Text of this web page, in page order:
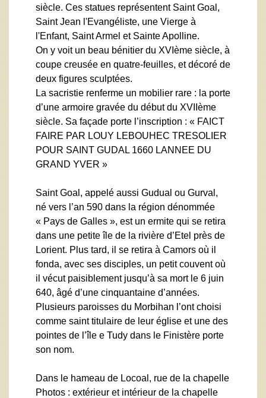
siècle. Ces statues représentent Saint Goal,
Saint Jean l'Evangéliste, une Vierge à
l'Enfant, Saint Armel et Sainte Apolline.
On y voit un beau bénitier du XVIème siècle, à
coupe creusée en quatre-feuilles, et décoré de
deux figures sculptées.
La sacristie renferme un mobilier rare : la porte
d’une armoire gravée du début du XVIIème
siècle. Sa façade porte l’inscription : « FAICT
FAIRE PAR LOUY LEBOUHEC TRESOLIER
POUR SAINT GUDAL 1660 LANNEE DU
GRAND YVER »
Saint Goal, appelé aussi Gudual ou Gurval,
né vers l’an 590 dans la région dénommée
« Pays de Galles », est un ermite qui se retira
dans une petite île de la rivière d’Etel près de
Lorient. Plus tard, il se retira à Camors où il
fonda, avec ses disciples, un petit couvent où
il vécut paisiblement jusqu’à sa mort le 6 juin
640, âgé d’une cinquantaine d’années.
Plusieurs paroisses du Morbihan l’ont choisi
comme saint titulaire de leur église et une des
pointes de l’île e Tudy dans le Finistère porte
son nom.
Dans le hameau de Locoal, rue de la chapelle
Photos : extérieur et intérieur de la chapelle